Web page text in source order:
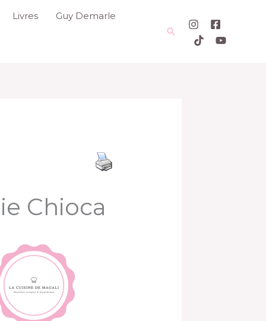
Livres Guy Demarle
Rechercher
Chioca